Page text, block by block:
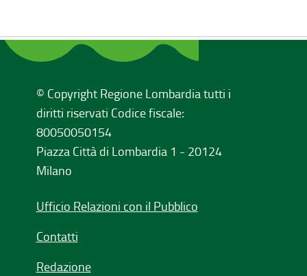
© Copyright Regione Lombardia tutti i
diritti riservati Codice fiscale:
80050050154
Piazza Città di Lombardia 1 - 20124
Milano
Ufficio Relazioni con il Pubblico
Contatti
Redazione